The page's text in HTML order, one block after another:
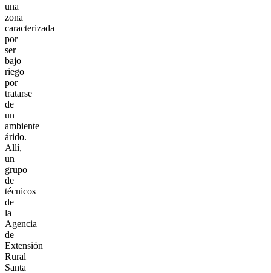
una
zona
caracterizada
por
ser
bajo
riego
por
tratarse
de
un
ambiente
árido.
Allí,
un
grupo
de
técnicos
de
la
Agencia
de
Extensión
Rural
Santa